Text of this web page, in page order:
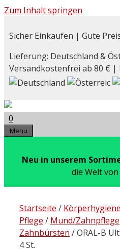
Zum Inhalt springen
Sicher Einkaufen | Gute
Lieferung: Deutschland &
Versandkostenfrei ab 80 €
0
Menu
Neu in unserem
die Welt von
Startseite /
Pflege / Mund/Zahnpflege
Zahnbürsten / ORAL-B
4 St.